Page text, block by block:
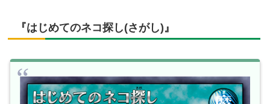
『はじめてのネコ探し(さがし)』